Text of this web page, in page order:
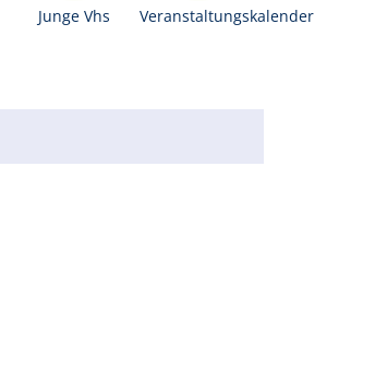
Junge Vhs Veranstaltungskalender